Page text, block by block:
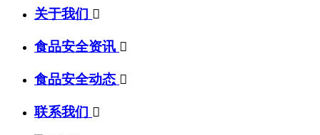
关于我们 
食品安全资讯 
食品安全动态 
联系我们 